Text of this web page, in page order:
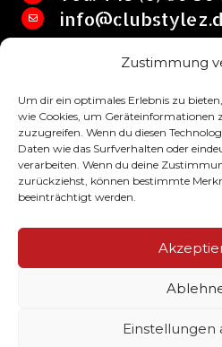
Zustimmung
Um dir ein optimales Erlebnis zu
wie Cookies, um Geräteinformationen
zuzugreifen. Wenn du diesen
Daten wie das Surfverhalten oder
verarbeiten. Wenn du deine
zurückziehst, können bestimmte
beeinträchtigt werden.
Einstellungen
Clubstylez © 2017 by